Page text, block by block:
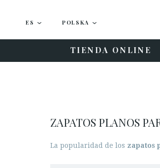
ES POLSKA
TIENDA ONLINE
ZAPATOS PLANOS
La popularidad de los zapatos